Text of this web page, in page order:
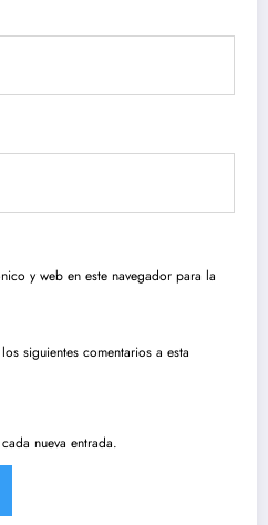
y web en este navegador para la
siguientes comentarios a esta
nueva entrada.